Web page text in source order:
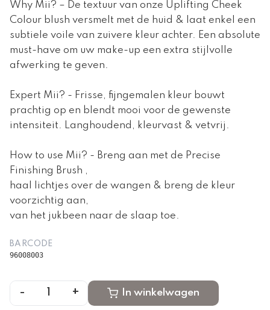
Why Mii? – De textuur van onze Uplifting Cheek
Colour blush versmelt met de huid & laat enkel een
subtiele voile van zuivere kleur achter. Een absolute
must-have om uw make-up een extra stijlvolle
afwerking te geven.
Expert Mii? - Frisse, fijngemalen kleur bouwt
prachtig op en blendt mooi voor de gewenste
intensiteit. Langhoudend, kleurvast & vetvrij.
How to use Mii? - Breng aan met de Precise
Finishing Brush ,
haal lichtjes over de wangen & breng de kleur
voorzichtig aan,
van het jukbeen naar de slaap toe.
BARCODE
96008003
- + In winkelwagen